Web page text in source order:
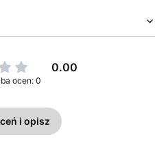
0.00
ocen: 0
i opisz